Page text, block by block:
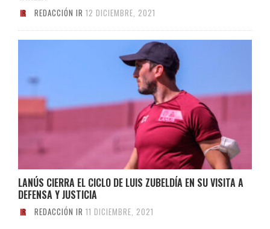
REDACCIÓN IR 12 DICIEMBRE, 2021
LANÚS CIERRA EL CICLO DE LUIS ZUBELDÍA EN SU VISITA A
DEFENSA Y JUSTICIA
REDACCIÓN IR 11 DICIEMBRE, 2021